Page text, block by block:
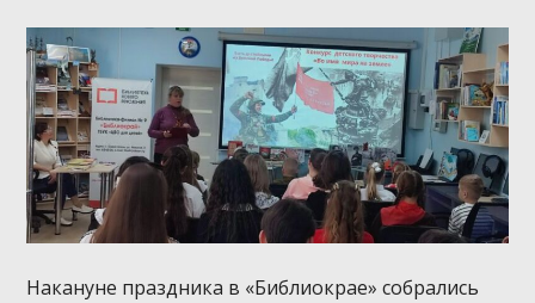
Накануне праздника в «Библиокрае» собрались